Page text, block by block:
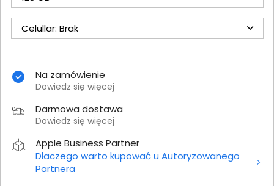
Celullar: Brak
Na zamówienie
Dowiedz się więcej
Darmowa dostawa
Dowiedz się więcej
Apple Business Partner
Dlaczego warto kupować u Autoryzowanego
Partnera